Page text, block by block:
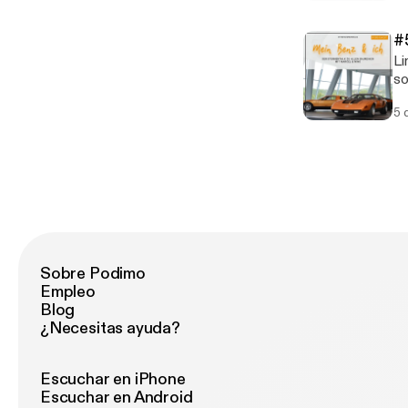
5
Sobre Podimo
Empleo
Blog
¿Necesitas ayuda?
Escuchar en iPhone
Escuchar en Android